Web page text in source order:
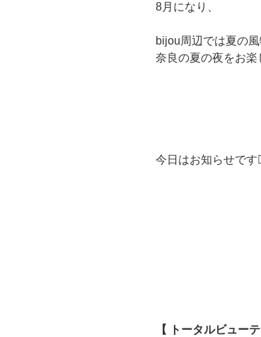
8月になり、
bijou周辺では夏の
奈良の夏の夜をお楽
今日はお知らせです
【 トータルビュー